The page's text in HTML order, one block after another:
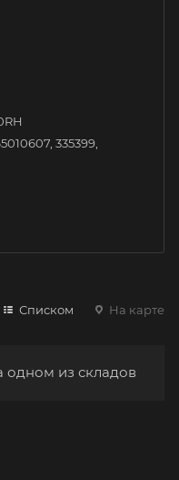
335399,
Списком На карте
одном из складов